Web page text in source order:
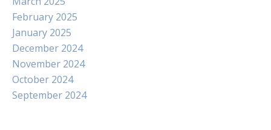
February 2025
January 2025
December 2024
November 2024
October 2024
September 2024